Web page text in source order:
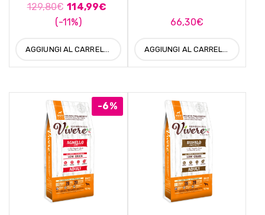
129,80€ 114,99€
(-11%)
66,30€
-6%